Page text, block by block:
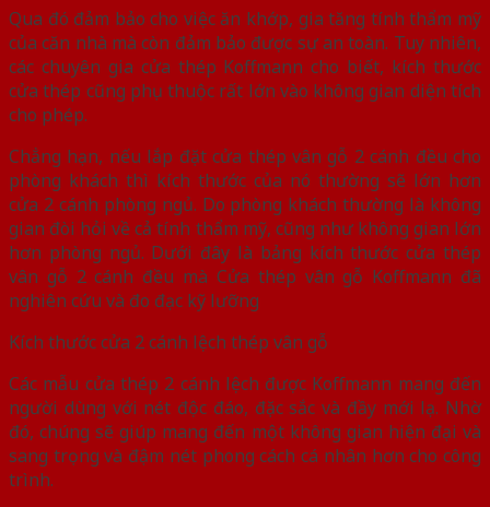
Qua đó đảm bảo cho việc ăn khớp, gia tăng tính thẩm mỹ
của căn nhà mà còn đảm bảo được sự an toàn. Tuy nhiên,
các chuyên gia cửa thép Koffmann cho biết, kích thước
cửa thép cũng phụ thuộc rất lớn vào không gian diện tích
cho phép.
Chẳng hạn, nếu lắp đặt cửa thép vân gỗ 2 cánh đều cho
phòng khách thì kích thước của nó thường sẽ lớn hơn
cửa 2 cánh phòng ngủ. Do phòng khách thường là không
gian đòi hỏi về cả tính thẩm mỹ, cũng như không gian lớn
hơn phòng ngủ. Dưới đây là bảng kích thước cửa thép
vân gỗ 2 cánh đều mà Cửa thép vân gỗ Koffmann đã
nghiên cứu và đo đạc kỹ lưỡng
Kích thước cửa 2 cánh lệch thép vân gỗ
Các mẫu cửa thép 2 cánh lệch được Koffmann mang đến
người dùng với nét độc đáo, đặc sắc và đầy mới lạ. Nhờ
đó, chúng sẽ giúp mang đến một không gian hiện đại và
sang trọng và đậm nét phong cách cá nhân hơn cho công
trình.